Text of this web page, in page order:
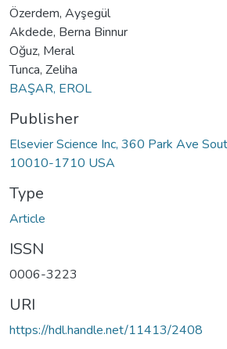
Özerdem, Ayşegül
Akdede, Berna Binnur
Oğuz, Meral
Tunca, Zeliha
BAŞAR, EROL
Publisher
Elsevier Science Inc, 360 Park Ave
10010-1710 USA
Type
Article
ISSN
0006-3223
URI
https://hdl.handle.net/11413/2408